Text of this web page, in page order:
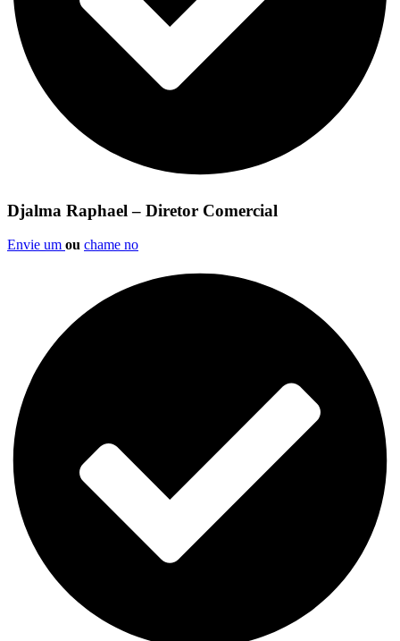
Djalma Raphael – Diretor Comercial
Envie um ou chame no